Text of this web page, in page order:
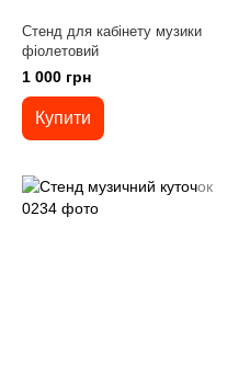
Стенд для кабінету музики
фіолетовий
1 000 грн
Купити